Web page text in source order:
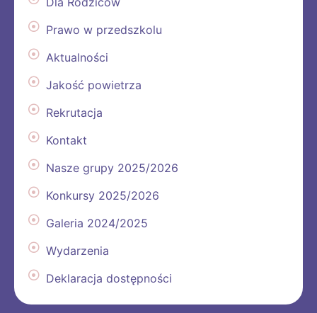
Prawo w przedszkolu
Aktualności
Jakość powietrza
Rekrutacja
Kontakt
Nasze grupy 2025/2026
Konkursy 2025/2026
Galeria 2024/2025
Wydarzenia
Deklaracja dostępności